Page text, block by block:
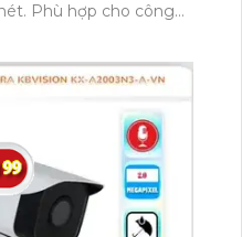
Phù hợp cho công
trộm, tích hợp công
lớn. Thiết kế kim loại,
khả năng nghe và nói
thu âm, loa và lưu trữ
CF4403GN-AL-4G là
ban đêm với ánh
này được trang bị